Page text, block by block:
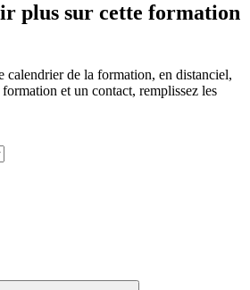
plus sur cette formation
calendrier de la formation, en distanciel,
et un contact, remplissez les